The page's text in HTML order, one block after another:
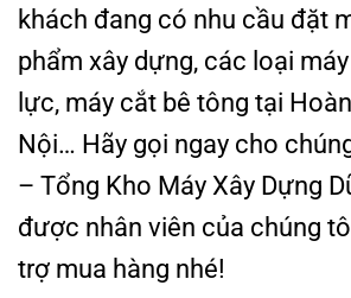
khách đang có nhu cầu đặt
phẩm xây dựng, các loại
lực, máy cắt bê tông tại
Nội… Hãy gọi ngay cho
– Tổng Kho Máy Xây Dựng
được nhân viên của chúng
trợ mua hàng nhé!